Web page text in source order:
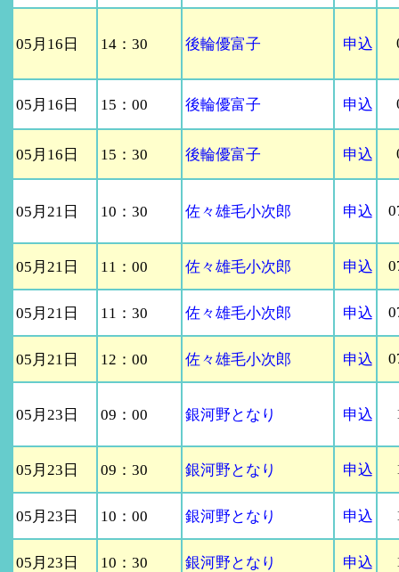
05月16日 14：30 後輪優富子 申込
05月16日 15：00 後輪優富子 申込
05月16日 15：30 後輪優富子 申込
05月21日 10：30 佐々雄毛小次郎 申込
05月21日 11：00 佐々雄毛小次郎 申込
05月21日 11：30 佐々雄毛小次郎 申込
05月21日 12：00 佐々雄毛小次郎 申込
05月23日 09：00 銀河野となり 申込
05月23日 09：30 銀河野となり 申込
05月23日 10：00 銀河野となり 申込
05月23日 10：30 銀河野となり 申込